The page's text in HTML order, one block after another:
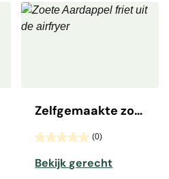
Zelfgemaakte zoete aardappel friet
(0)
Bekijk gerecht